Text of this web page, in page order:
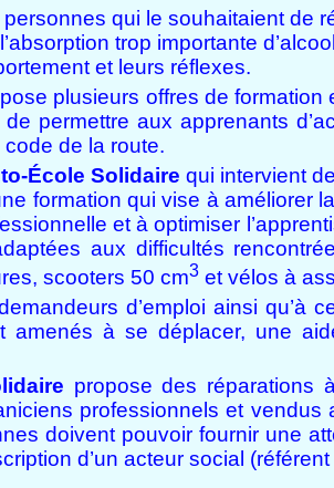
personnes qui le souhaitaient de
trop importante
et leurs réflexes.
plusieurs offres de formation
permettre aux apprenants
code de la route.
École Solidairequi intervient
formation qui vise à améliorer
et à optimiser
aux difficultés
scooters 50 cm3et vélos à
d’emploi ainsi qu’à
amenés à se déplacer, une
propose des réparations
professionnels et
doivent pouvoir fournir une
d’un acteur social